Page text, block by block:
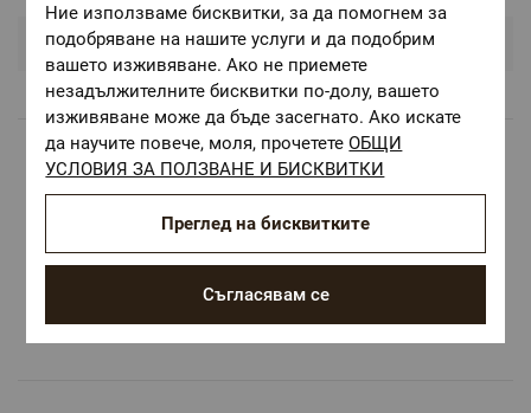
Оценки и коментари
Безплатна доставка над 68 €
ОЕКО-ТЕКС СТАНДАРТ 100
Текстилни материали, безопасни за Вашето
Авторски десени.
Цветове и десени за всеки вкус и стил
Ние използваме бисквитки, за да помогнем за
подобряване на нашите услуги и да подобрим
вашето изживяване. Ако не приемете
незадължителните бисквитки по-долу, вашето
изживяване може да бъде засегнато. Ако искате
да научите повече, моля, прочететеОБЩИ
УСЛОВИЯ ЗА ПОЛЗВАНЕ И БИСКВИТКИ
Съгласявам се
Преглед на бисквитките